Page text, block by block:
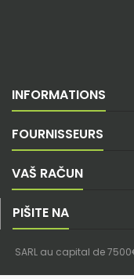
INFORMATIONS
FOURNISSEURS
VAŠ RAČUN
PIŠITE NA
SARL au capital de